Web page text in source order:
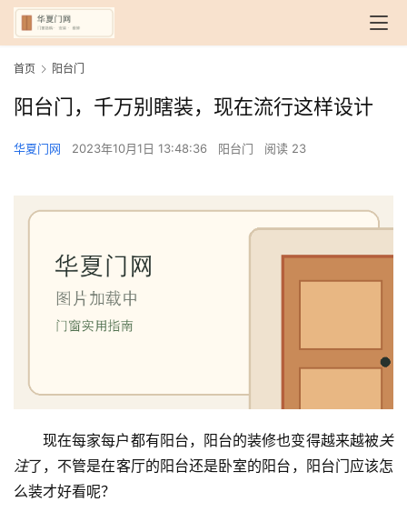
首页 阳台门
阳台门，千万别瞎装，现在流行这样设计
华夏门网 2023年10月1日 13:48:36 阳台门 阅读 23
现在每家每户都有阳台，阳台的装修也变得越来越被关
注了，不管是在客厅的阳台还是卧室的阳台，阳台门应该怎
么装才好看呢？